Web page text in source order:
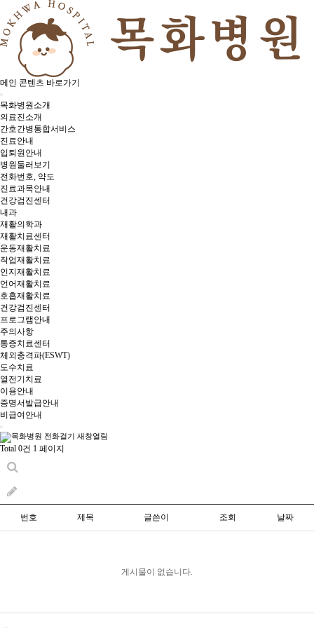
메인 콘텐츠 바로가기
목화병원소개
의료진소개
간호간병통합서비스
진료안내
입퇴원안내
병원둘러보기
전화번호, 약도
진료과목안내
건강검진센터
내과
재활의학과
재활치료센터
운동재활치료
작업재활치료
인지재활치료
언어재활치료
호흡재활치료
건강검진센터
프로그램안내
주의사항
통증치료센터
체외충격파(ESWT)
도수치료
열전기치료
이용안내
증명서발급안내
비급여안내
Total 0건 1 페이지
번호 제목 글쓴이 조회 날짜
게시물이 없습니다.